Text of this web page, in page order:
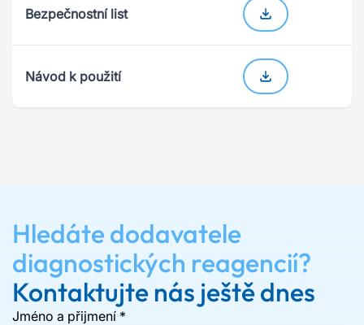
Bezpečnostní list
Návod k použití
Hledáte dodavatele
diagnostických reagencií?
Kontaktujte nás ještě dnes
Jméno a přijmení *